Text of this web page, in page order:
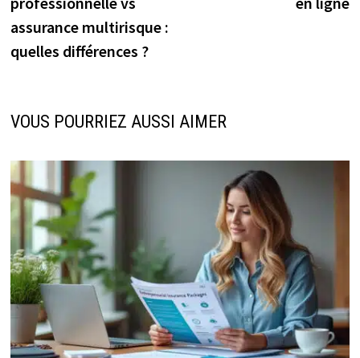
assurance multirisque :
quelles différences ?
VOUS POURRIEZ AUSSI AIMER